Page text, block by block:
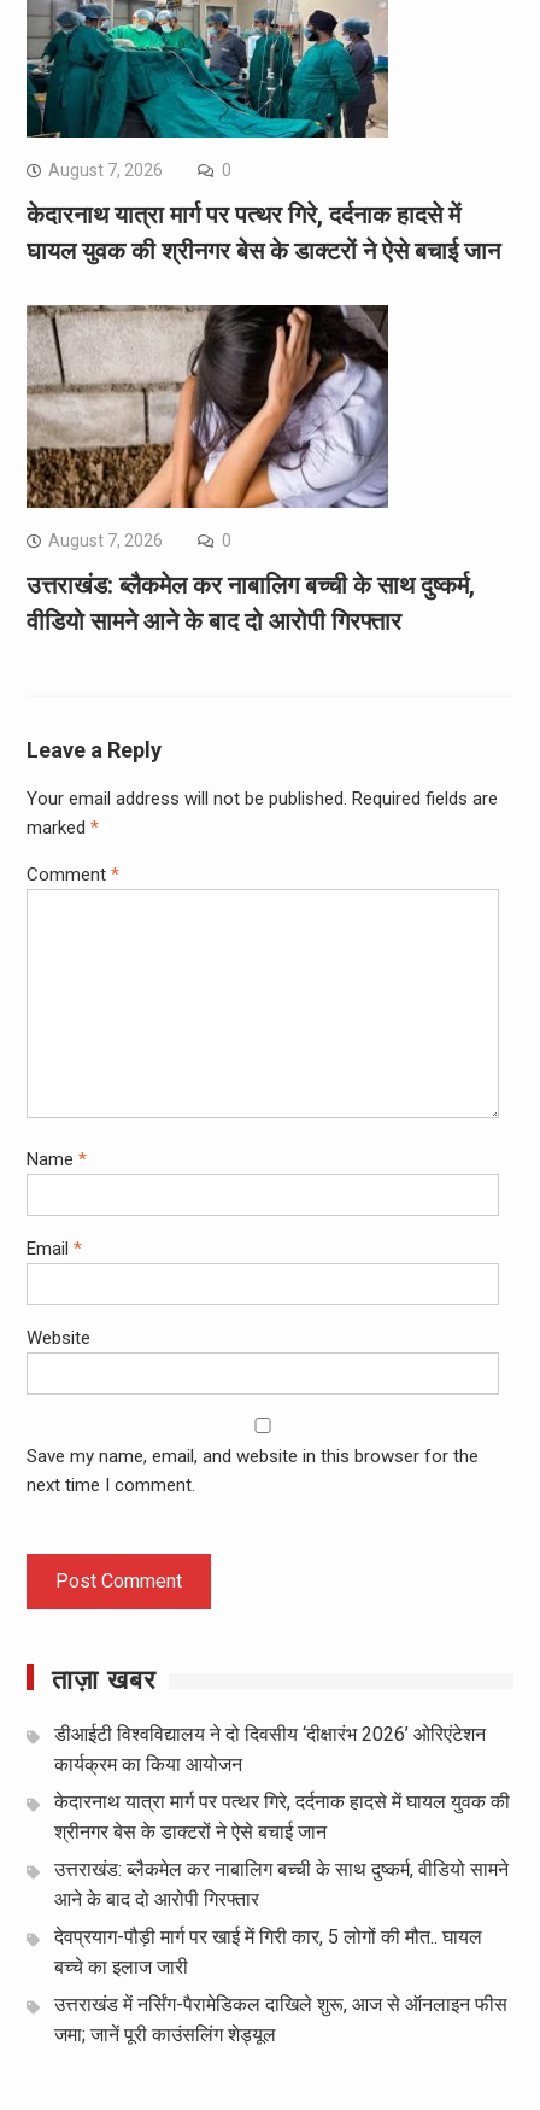
August 7, 2026 0
केदारनाथ यात्रा मार्ग पर पत्थर गिरे, दर्दनाक हादसे में
घायल युवक की श्रीनगर बेस के डाक्टरों ने ऐसे बचाई जान
August 7, 2026 0
उत्तराखंड: ब्लैकमेल कर नाबालिग बच्ची के साथ दुष्कर्म,
वीडियो सामने आने के बाद दो आरोपी गिरफ्तार
Leave a Reply
Your email address will not be published. Required fields are
marked *
Comment *
Name *
Email *
Website
Save my name, email, and website in this browser for the
next time I comment.
ताज़ा खबर
डीआईटी विश्वविद्यालय ने दो दिवसीय ‘दीक्षारंभ 2026’ ओरिएंटेशन
कार्यक्रम का किया आयोजन
केदारनाथ यात्रा मार्ग पर पत्थर गिरे, दर्दनाक हादसे में घायल युवक की
श्रीनगर बेस के डाक्टरों ने ऐसे बचाई जान
उत्तराखंड: ब्लैकमेल कर नाबालिग बच्ची के साथ दुष्कर्म, वीडियो सामने
आने के बाद दो आरोपी गिरफ्तार
देवप्रयाग-पौड़ी मार्ग पर खाई में गिरी कार, 5 लोगों की मौत.. घायल
बच्चे का इलाज जारी
उत्तराखंड में नर्सिंग-पैरामेडिकल दाखिले शुरू, आज से ऑनलाइन फीस
जमा; जानें पूरी काउंसलिंग शेड्यूल